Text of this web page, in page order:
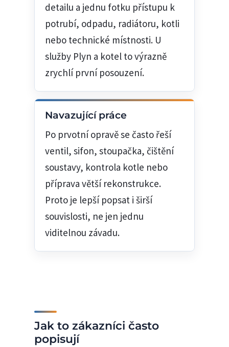
detailu a jednu fotku přístupu k
potrubí, odpadu, radiátoru, kotli
nebo technické místnosti. U
služby Plyn a kotel to výrazně
zrychlí první posouzení.
Navazující práce
Po prvotní opravě se často řeší
ventil, sifon, stoupačka, čištění
soustavy, kontrola kotle nebo
příprava větší rekonstrukce.
Proto je lepší popsat i širší
souvislosti, ne jen jednu
viditelnou závadu.
Jak to zákazníci často
popisují